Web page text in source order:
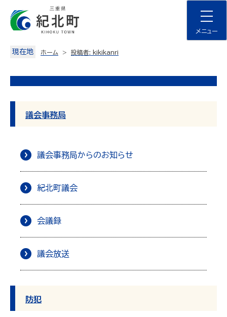
content
メニュー
現在地 ホーム 投稿者: kikikanri
議会事務局
議会事務局からのお知らせ
紀北町議会
会議録
議会放送
防犯